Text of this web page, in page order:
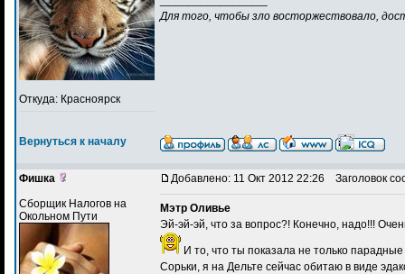
Откуда: Красноярск
Для того, чтобы зло восторжествовало,
Вернуться к началу
Фишка
Сборщик Налогов на
Окольном Пути
Добавлено: 11 Окт 2012 22:26 Заголовок
Мэтр Оливье
Эй-эй-эй, что за вопрос?! Конечно, надо!!!
И то, что ты показала не только
Сорьки, я на Дельте сейчас обитаю в виде